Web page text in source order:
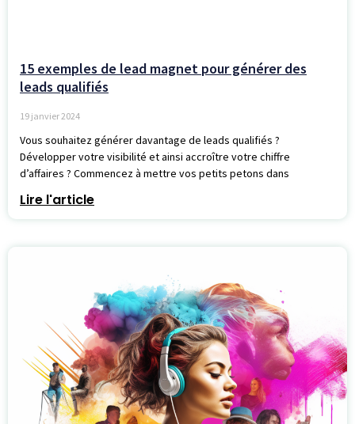
15 exemples de lead magnet pour générer des
leads qualifiés
19 janvier 2024
Vous souhaitez générer davantage de leads qualifiés ?
Développer votre visibilité et ainsi accroître votre chiffre
d’affaires ? Commencez à mettre vos petits petons dans
Lire l'article